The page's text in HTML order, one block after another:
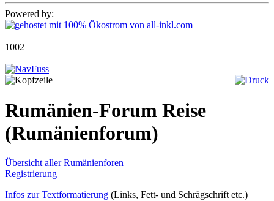
Powered by:
1002
Rumänien-Forum Reise
(Rumänienforum)
Übersicht aller Rumänienforen
Registrierung
Infos zur Textformatierung (Links, Fett- und Schrägschrift etc.)